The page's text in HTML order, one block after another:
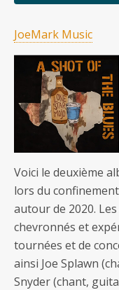
JoeMark Music
Voici le deuxième
lors du
autour de 2020.
chevronnés et
tournées et de
ainsi Joe Splawn
Snyder (chant,